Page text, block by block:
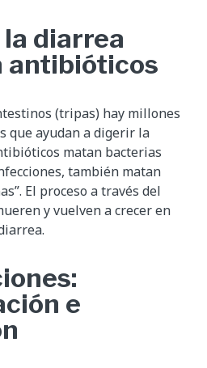
la diarrea
antibióticos
(tripas) hay millones
que ayudan a digerir la
matan bacterias
también matan
El proceso a través del
y vuelven a crecer en
e